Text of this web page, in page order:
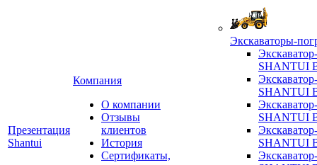
Презентация
Shantui
Компания
О компании
Отзывы
клиентов
История
Сертификаты,
Экскаваторы-
SHANTUI
SHANTUI
SHANTUI
SHANTUI